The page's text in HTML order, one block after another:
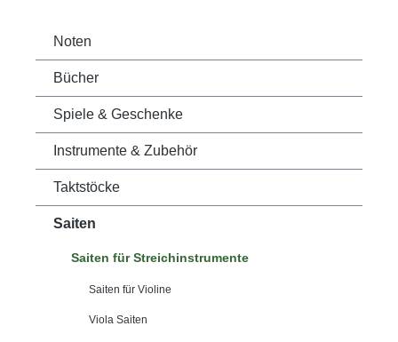
Noten
Bücher
Spiele & Geschenke
Instrumente & Zubehör
Taktstöcke
Saiten
Saiten für Streichinstrumente
Saiten für Violine
Viola Saiten